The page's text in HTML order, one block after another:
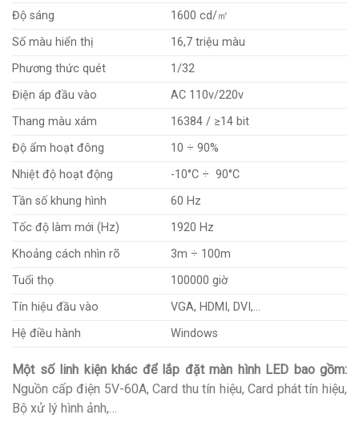
Độ sáng
1600 cd/㎡
Số màu hiển thị
16,7 triệu màu
Phương thức quét
1/32
Điện áp đầu vào
AC 110v/220v
Thang màu xám
16384 / ≥14 bit
Độ ẩm hoạt đông
10 ÷ 90%
Nhiệt độ hoạt động
-10°C ÷ 90°C
Tần số khung hình
60 Hz
Tốc độ làm mới (Hz)
1920 Hz
Khoảng cách nhìn rõ
3m ÷ 100m
Tuổi thọ
100000 giờ
Tín hiệu đầu vào
VGA, HDMI, DVI,…
Hệ điều hành
Windows
Một số linh kiện khác để lắp đặt màn hình LED bao gồm:
Nguồn cấp điện 5V-60A, Card thu tín hiệu, Card phát tín hiệu,
Bộ xử lý hình ảnh,…